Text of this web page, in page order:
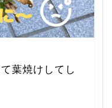
葉焼けしてし